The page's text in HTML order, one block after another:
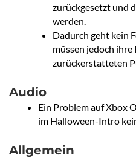
zurückgesetzt und
werden.
Dadurch geht kein
müssen jedoch
zurückerstatteten
Audio
Ein Problem auf Xbox
im Halloween-Intro
Allgemein